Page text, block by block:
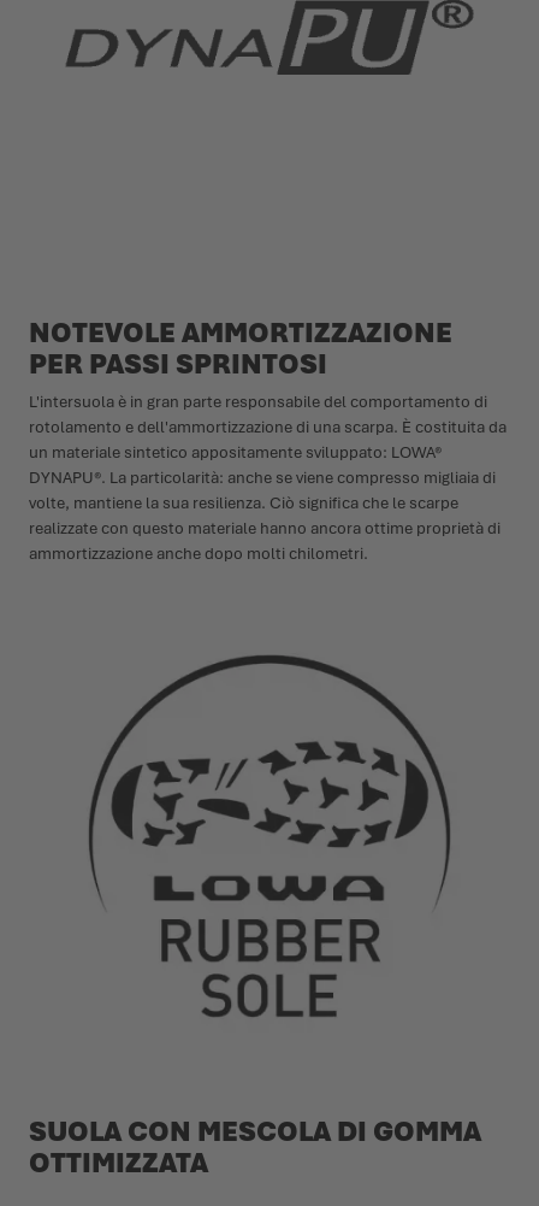
NOTEVOLE AMMORTIZZAZIONE
PER PASSI SPRINTOSI
L'intersuola è in gran parte responsabile del comportamento di
rotolamento e dell'ammortizzazione di una scarpa. È costituita da
un materiale sintetico appositamente sviluppato: LOWA®
DYNAPU®. La particolarità: anche se viene compresso migliaia di
volte, mantiene la sua resilienza. Ciò significa che le scarpe
realizzate con questo materiale hanno ancora ottime proprietà di
ammortizzazione anche dopo molti chilometri.
SUOLA CON MESCOLA DI GOMMA
OTTIMIZZATA